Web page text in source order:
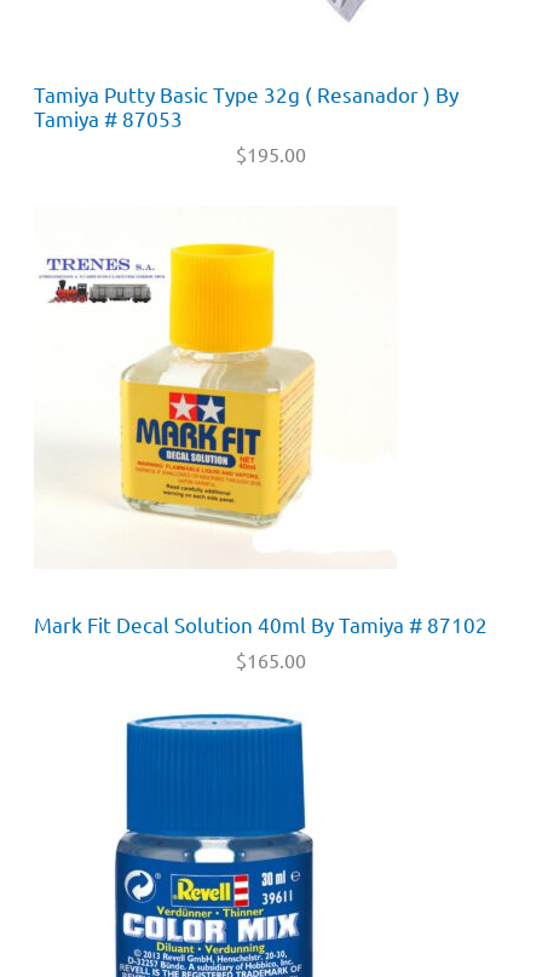
Tamiya Putty Basic Type 32g ( Resanador ) By
Tamiya # 87053
$195.00
Mark Fit Decal Solution 40ml By Tamiya # 87102
$165.00